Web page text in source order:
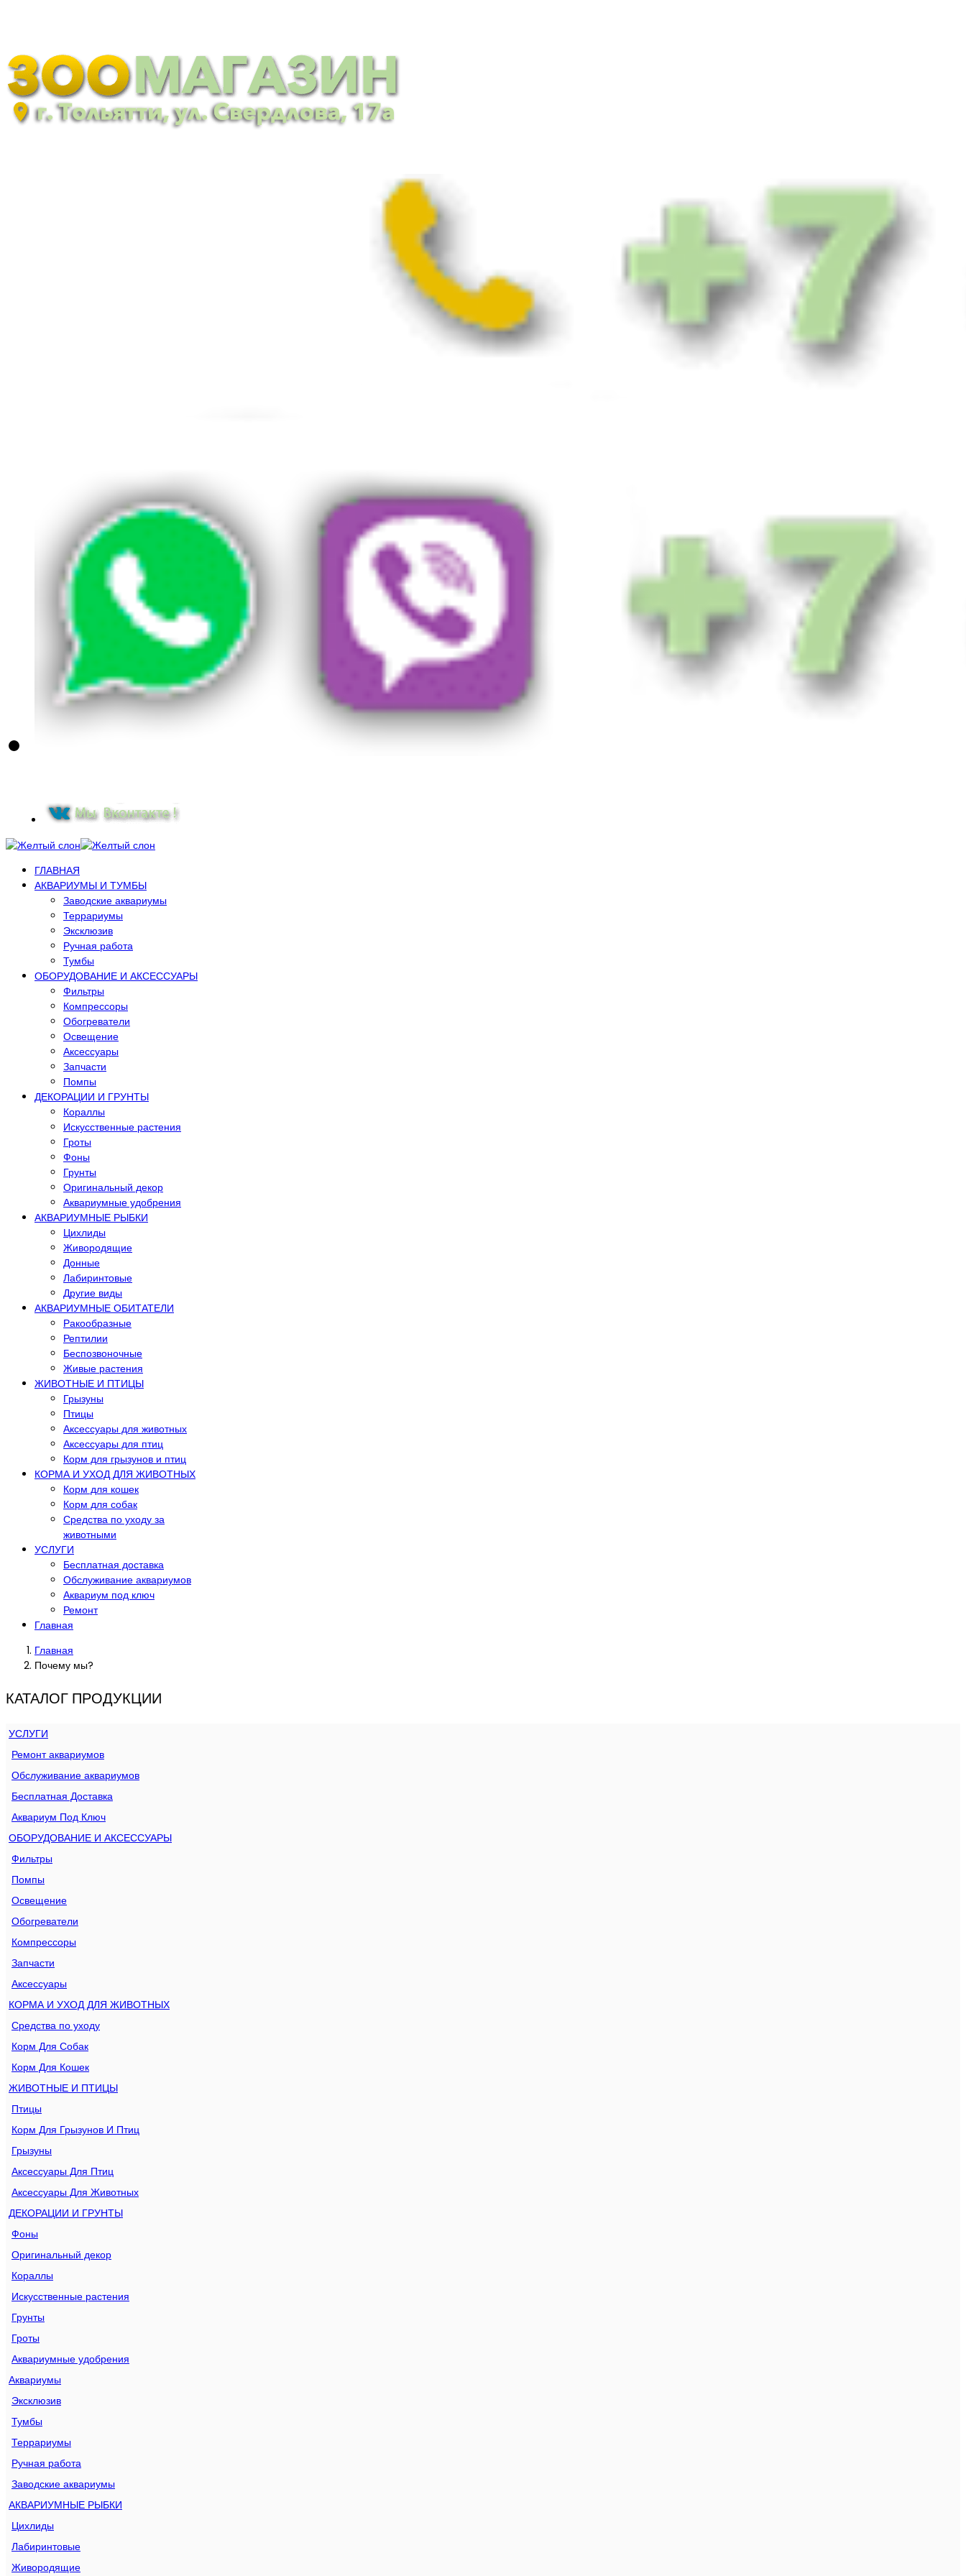
ГЛАВНАЯ
АКВАРИУМЫ И ТУМБЫ
Заводские аквариумы
Террариумы
Эксклюзив
Ручная работа
Тумбы
ОБОРУДОВАНИЕ И АКСЕССУАРЫ
Фильтры
Компрессоры
Обогреватели
Освещение
Аксессуары
Запчасти
Помпы
ДЕКОРАЦИИ И ГРУНТЫ
Кораллы
Искусственные растения
Гроты
Фоны
Грунты
Оригинальный декор
Аквариумные удобрения
АКВАРИУМНЫЕ РЫБКИ
Цихлиды
Живородящие
Донные
Лабиринтовые
Другие виды
АКВАРИУМНЫЕ ОБИТАТЕЛИ
Ракообразные
Рептилии
Беспозвоночные
Живые растения
ЖИВОТНЫЕ И ПТИЦЫ
Грызуны
Птицы
Аксессуары для животных
Аксессуары для птиц
Корм для грызунов и птиц
КОРМА И УХОД ДЛЯ ЖИВОТНЫХ
Корм для кошек
Корм для собак
Средства по уходу за
животными
УСЛУГИ
Бесплатная доставка
Обслуживание аквариумов
Аквариум под ключ
Ремонт
Главная
Главная
Почему мы?
КАТАЛОГ ПРОДУКЦИИ
УСЛУГИ
Ремонт аквариумов
Обслуживание аквариумов
Бесплатная Доставка
Аквариум Под Ключ
ОБОРУДОВАНИЕ И АКСЕССУАРЫ
Фильтры
Помпы
Освещение
Обогреватели
Компрессоры
Запчасти
Аксессуары
КОРМА И УХОД ДЛЯ ЖИВОТНЫХ
Средства по уходу
Корм Для Собак
Корм Для Кошек
ЖИВОТНЫЕ И ПТИЦЫ
Птицы
Корм Для Грызунов И Птиц
Грызуны
Аксессуары Для Птиц
Аксессуары Для Животных
ДЕКОРАЦИИ И ГРУНТЫ
Фоны
Оригинальный декор
Кораллы
Искусственные растения
Грунты
Гроты
Аквариумные удобрения
Аквариумы
Эксклюзив
Тумбы
Террариумы
Ручная работа
Заводские аквариумы
АКВАРИУМНЫЕ РЫБКИ
Цихлиды
Лабиринтовые
Живородящие